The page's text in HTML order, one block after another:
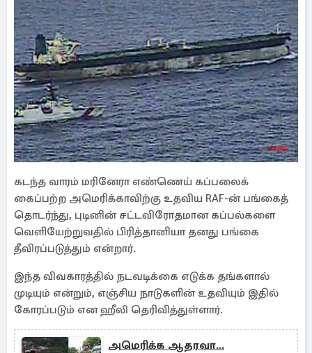
கடந்த வாரம் மரினேரா எண்ணெய் கப்பலைக்
கைப்பற்ற அமெரிக்காவிற்கு உதவிய RAF-ன் பங்கைத்
தொடர்ந்து, புடினின் சட்டவிரோதமான கப்பல்களை
வெளியேற்றுவதில் பிரித்தானியா தனது பங்கை
தீவிரப்படுத்தும் என்றார்.
இந்த விவகாரத்தில் நடவடிக்கை எடுக்க தங்களால்
முடியும் என்றும், எஞ்சிய நாடுகளின் உதவியும் இதில்
கோரப்படும் என ஹீலி தெரிவித்துள்ளார்.
அமெரிக்க ஆதரவா...